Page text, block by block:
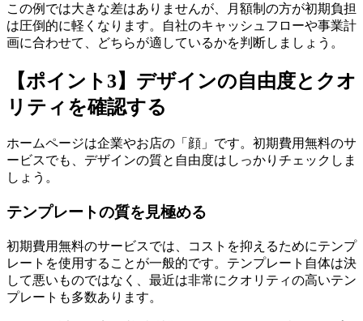
この例では大きな差はありませんが、月額制の方が初期負担
は圧倒的に軽くなります。自社のキャッシュフローや事業計
画に合わせて、どちらが適しているかを判断しましょう。
【ポイント3】デザインの自由度とクオ
リティを確認する
ホームページは企業やお店の「顔」です。初期費用無料のサ
ービスでも、デザインの質と自由度はしっかりチェックしま
しょう。
テンプレートの質を見極める
初期費用無料のサービスでは、コストを抑えるためにテンプ
レートを使用することが一般的です。テンプレート自体は決
して悪いものではなく、最近は非常にクオリティの高いテン
プレートも多数あります。